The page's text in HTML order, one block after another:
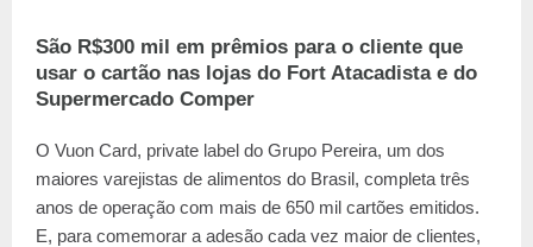
São R$300 mil em prêmios para o cliente que
usar o cartão nas lojas do Fort Atacadista e do
Supermercado Comper
O Vuon Card, private label do Grupo Pereira, um dos
maiores varejistas de alimentos do Brasil, completa três
anos de operação com mais de 650 mil cartões emitidos.
E, para comemorar a adesão cada vez maior de clientes,